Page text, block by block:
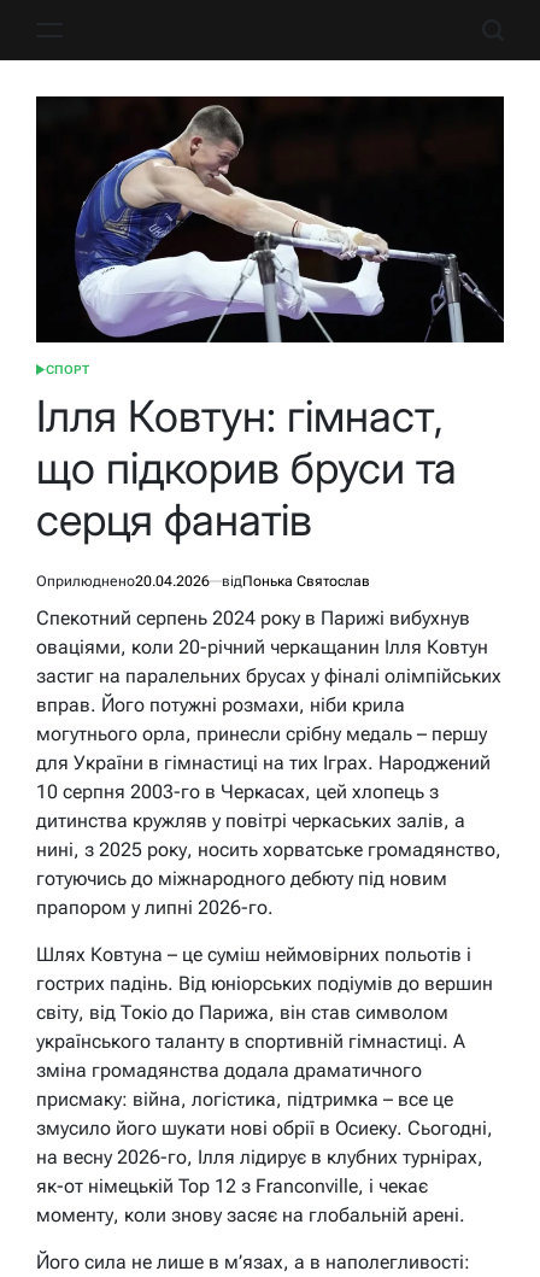
ОПУБЛІКУВАТИ
СПОРТ
Ілля Ковтун: гімнаст,
що підкорив бруси та
серця фанатів
Оприлюднено20.04.2026 відПонька Святослав
Спекотний серпень 2024 року в Парижі вибухнув
оваціями, коли 20-річний черкащанин Ілля Ковтун
застиг на паралельних брусах у фіналі олімпійських
вправ. Його потужні розмахи, ніби крила
могутнього орла, принесли срібну медаль – першу
для України в гімнастиці на тих Іграх. Народжений
10 серпня 2003-го в Черкасах, цей хлопець з
дитинства кружляв у повітрі черкаських залів, а
нині, з 2025 року, носить хорватське громадянство,
готуючись до міжнародного дебюту під новим
прапором у липні 2026-го.
Шлях Ковтуна – це суміш неймовірних польотів і
гострих падінь. Від юніорських подіумів до вершин
світу, від Токіо до Парижа, він став символом
українського таланту в спортивній гімнастиці. А
зміна громадянства додала драматичного
присмаку: війна, логістика, підтримка – все це
змусило його шукати нові обрії в Осиеку. Сьогодні,
на весну 2026-го, Ілля лідирує в клубних турнірах,
як-от німецькій Top 12 з Franconville, і чекає
моменту, коли знову засяє на глобальній арені.
Його сила не лише в м’язах, а в наполегливості: